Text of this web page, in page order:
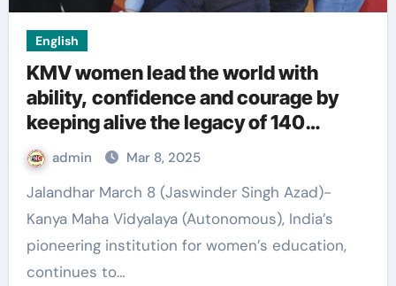
English
KMV women lead the world with
ability, confidence and courage by
keeping alive the legacy of 140
glorious years: Prof. Dr. Atima
Sharma Dwivedi
admin Mar 8, 2025
Jalandhar March 8 (Jaswinder Singh Azad)-
Kanya Maha Vidyalaya (Autonomous), India’s
pioneering institution for women’s education,
continues to…